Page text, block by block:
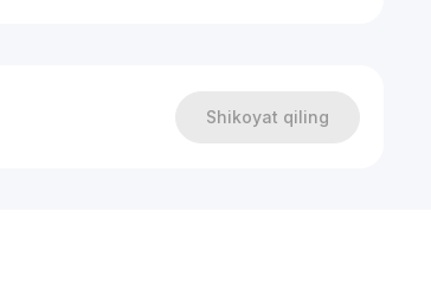
Shikoyat qiling